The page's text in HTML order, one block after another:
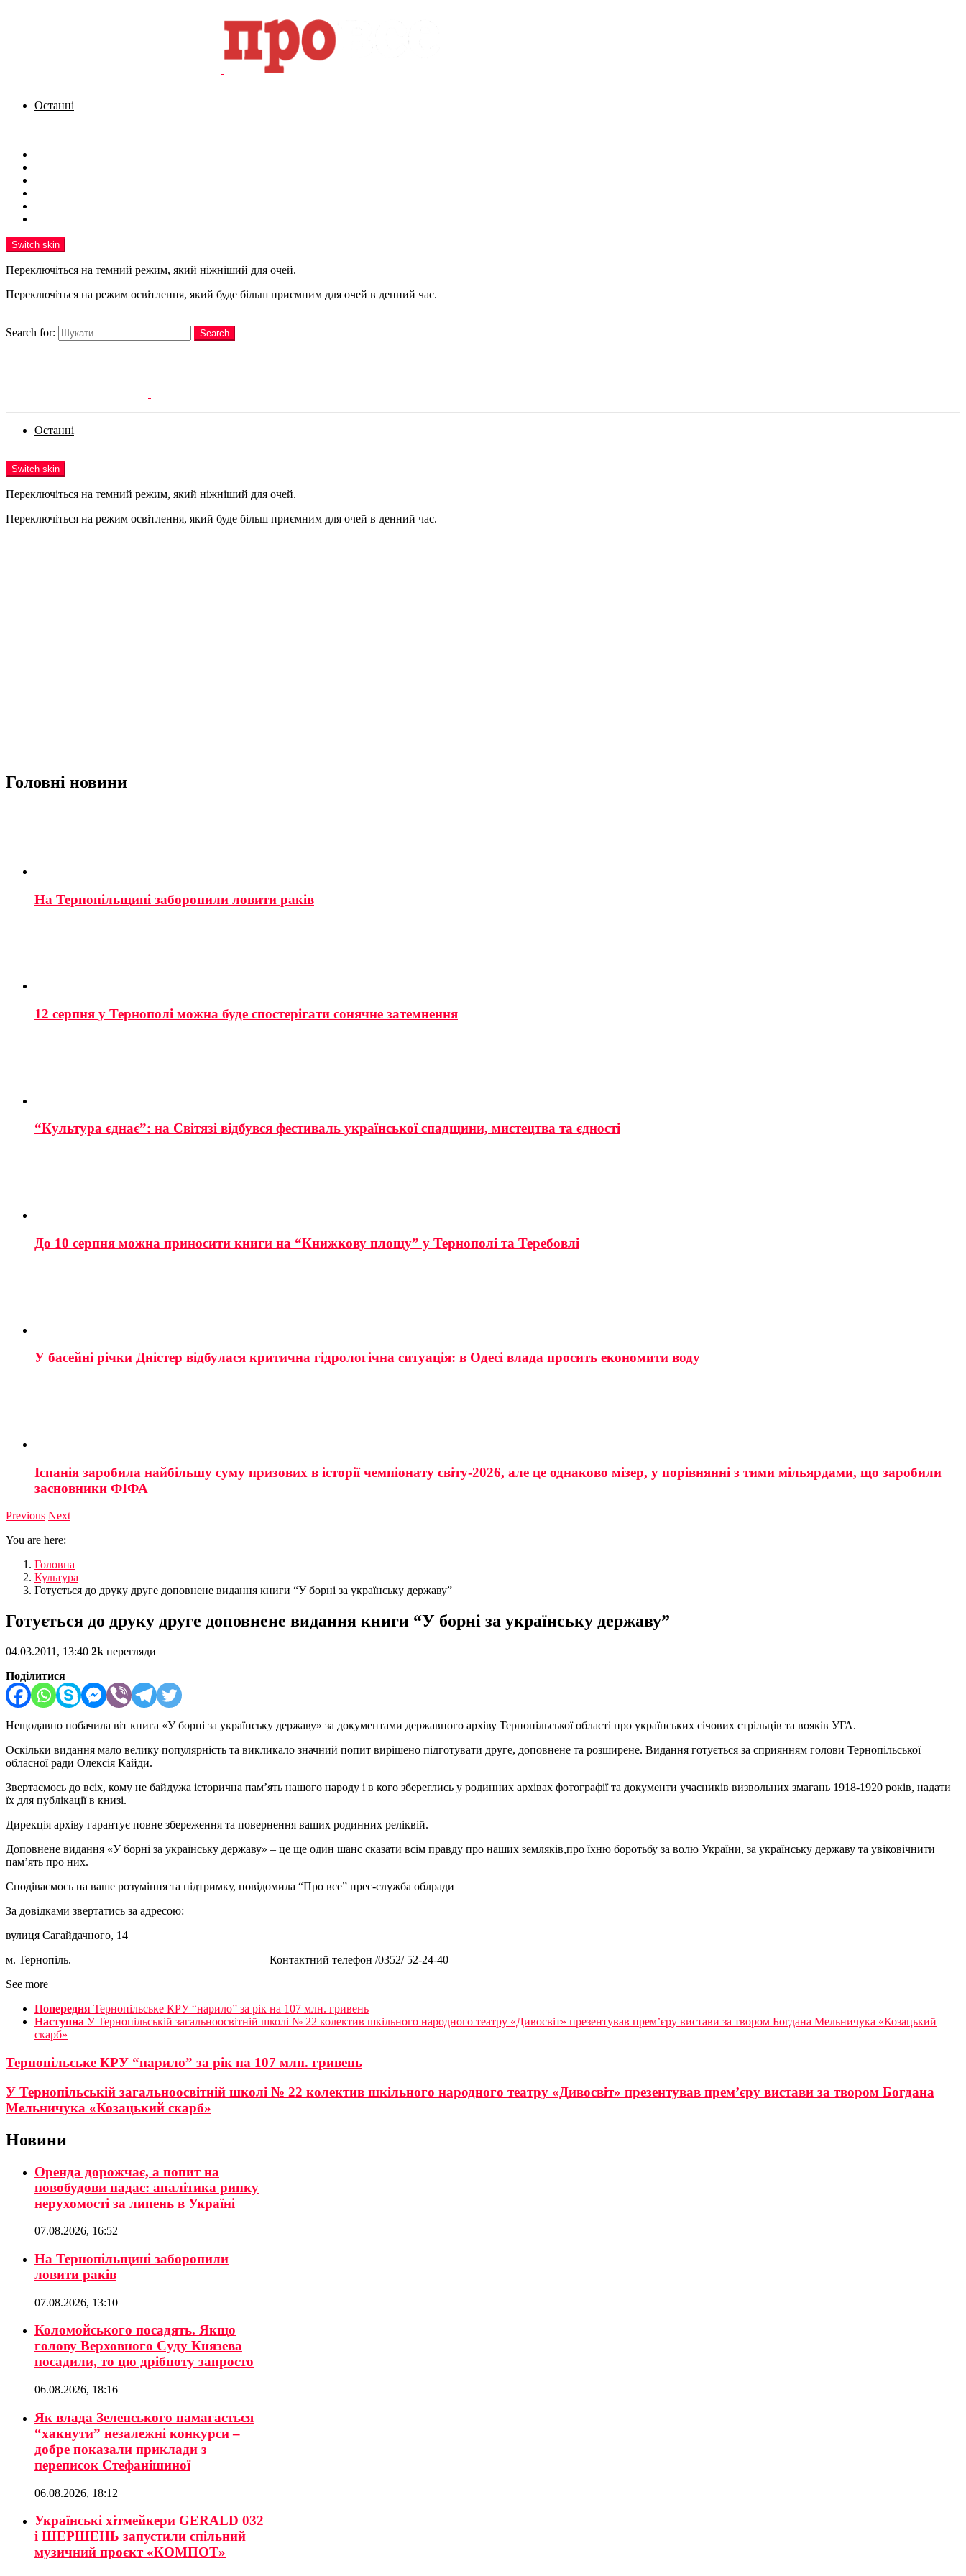
Останні
Switch skin
Переключіться на темний режим, який ніжніший для очей.
Переключіться на режим освітлення, який буде більш приємним для очей в денний час.
Search for:
Search
Останні
Switch skin
Переключіться на темний режим, який ніжніший для очей.
Переключіться на режим освітлення, який буде більш приємним для очей в денний час.
Головні новини
На Тернопільщині заборонили ловити раків
12 серпня у Тернополі можна буде спостерігати сонячне затемнення
“Культура єднає”: на Світязі відбувся фестиваль української спадщини, мистецтва та єдності
До 10 серпня можна приносити книги на “Книжкову площу” у Тернополі та Теребовлі
У басейні річки Дністер відбулася критична гідрологічна ситуація: в Одесі влада просить економити воду
Іспанія заробила найбільшу суму призових в історії чемпіонату світу-2026, але це однаково мізер, у порівнянні з тими мільярдами, що заробили
засновники ФІФА
Previous Next
You are here:
Головна
Культура
Готується до друку друге доповнене видання книги “У борні за українську державу”
Готується до друку друге доповнене видання книги “У борні за українську державу”
04.03.2011, 13:40 2k перегляди
Поділитися
Нещодавно побачила віт книга «У борні за українську державу» за документами державного архіву Тернопільської області про українських січових стрільців та вояків УГА.
Оскільки видання мало велику популярність та викликало значний попит вирішено підготувати друге, доповнене та розширене. Видання готується за сприянням голови Тернопільської
обласної ради Олексія Кайди.
Звертаємось до всіх, кому не байдужа історична пам’ять нашого народу і в кого збереглись у родинних архівах фотографії та документи учасників визвольних змагань 1918-1920 років, надати
їх для публікації в книзі.
Дирекція архіву гарантує повне збереження та повернення ваших родинних реліквій.
Доповнене видання «У борні за українську державу» – це ще один шанс сказати всім правду про наших земляків,про їхню боротьбу за волю України, за українську державу та увіковічнити
пам’ять про них.
Сподіваємось на ваше розуміння та підтримку, повідомила “Про все” прес-служба облради
За довідками звертатись за адресою:
вулиця Сагайдачного, 14
м. Тернопіль. Контактний телефон /0352/ 52-24-40
See more
Попередня Тернопільське КРУ “нарило” за рік на 107 млн. гривень
Наступна У Тернопільській загальноосвітній школі № 22 колектив шкільного народного театру «Дивосвіт» презентував прем’єру вистави за твором Богдана Мельничука «Козацький
скарб»
Тернопільське КРУ “нарило” за рік на 107 млн. гривень
У Тернопільській загальноосвітній школі № 22 колектив шкільного народного театру «Дивосвіт» презентував прем’єру вистави за твором Богдана
Мельничука «Козацький скарб»
Новини
Оренда дорожчає, а попит на
новобудови падає: аналітика ринку
нерухомості за липень в Україні
07.08.2026, 16:52
На Тернопільщині заборонили
ловити раків
07.08.2026, 13:10
Коломойського посадять. Якщо
голову Верховного Суду Князева
посадили, то цю дрібноту запросто
06.08.2026, 18:16
Як влада Зеленського намагається
“хакнути” незалежні конкурси –
добре показали приклади з
переписок Стефанішиної
06.08.2026, 18:12
Українські хітмейкери GERALD 032
і ШЕРШЕНЬ запустили спільний
музичний проєкт «КОМПОТ»